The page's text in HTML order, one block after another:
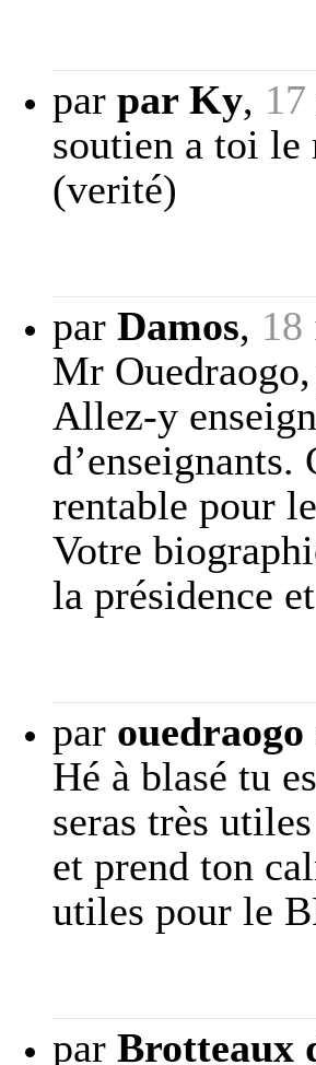
par par Ky,
soutien a toi le
(verité)
par Damos, 18
Mr
Allez-y
d’enseignants.
rentable pour
Votre
la présidence
par ouedraogo
Hé à blasé tu
seras très
et prend ton
utiles pour le
par Brotteaux